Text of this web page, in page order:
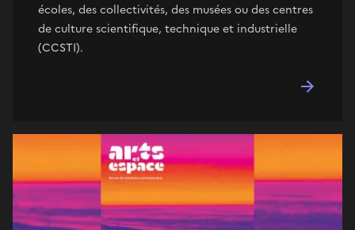
écoles, des collectivités, des musées ou des centres
de culture scientifique, technique et industrielle
(CCSTI).